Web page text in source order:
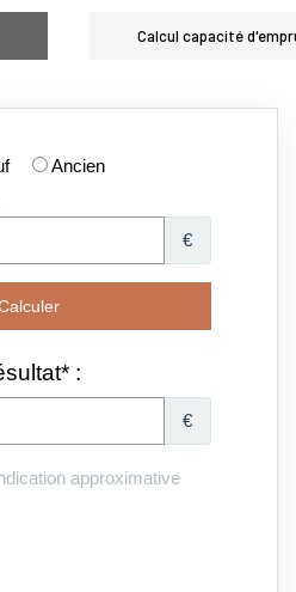
Calcul capacité